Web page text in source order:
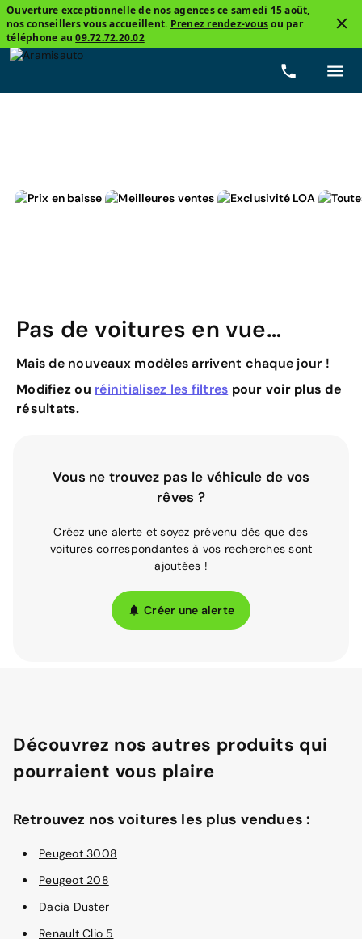
Ouverture exceptionnelle de nos agences ce samedi 15 août,
nos conseillers vous accueillent. Prenez rendez-vousou par
téléphone au09.72.72.20.02
Essence
Pas de voitures en vue…
Mais de nouveaux modèles arrivent chaque jour !
Modifiez ou réinitialisez les filtres pour voir plus de
résultats.
Vous ne trouvez pas le véhicule de vos
rêves ?
Créez une alerte et soyez prévenu dès que des
voitures correspondantes à vos recherches sont
ajoutées !
Créer une alerte
Découvrez nos autres produits qui
pourraient vous plaire
Retrouvez nos voitures les plus vendues :
Peugeot 3008
Peugeot 208
Dacia Duster
Renault Clio 5